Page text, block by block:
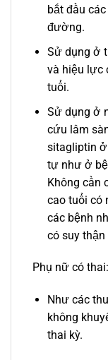
bắt đầu
đường.
Sử dụng ở
và hiệu lực
tuổi.
Sử dụng ở
cứu lâm
sitagliptin
tự như ở
Không cần
cao tuổi có
các bệnh
có suy thận
Phụ nữ có thai:
Như các
không
thai kỳ.